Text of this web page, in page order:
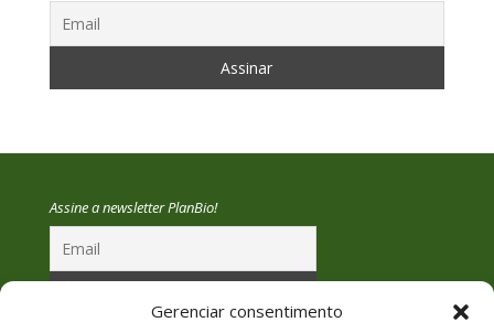
Gerenciar consentimento
Assine a newsletter PlanBio!